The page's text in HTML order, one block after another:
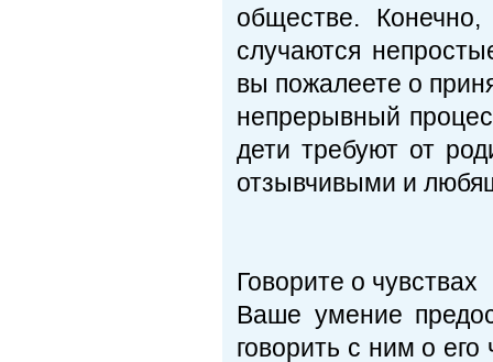
обществе.
случаются
вы пожалеете о
непрерывный
дети требуют от
отзывчивыми и
Говорите о чувствах
Ваше умение
говорить с ним о